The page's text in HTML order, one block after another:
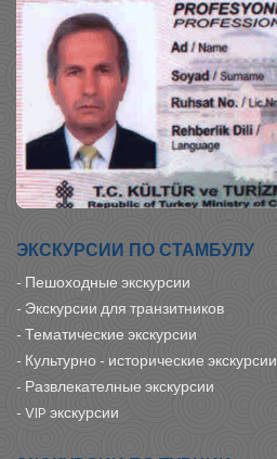
ЭКСКУРСИИ ПО СТАМБУЛУ
- Пешоходные экскурсии
- Экскурсии для транзитников
-Тематические экскурсии
- Культурно - исторические экскурсии
- Развлекателные экскурсии
-VIP экскурсии